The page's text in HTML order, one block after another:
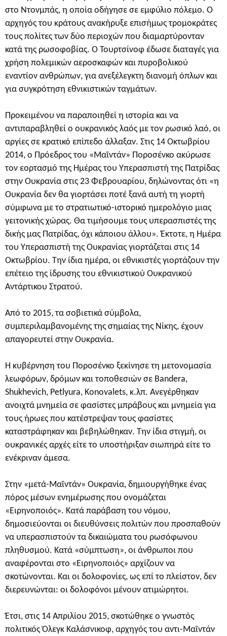
στο Ντονμπάς, η οποία οδήγησε σε εμφύλιο πόλεμο. Ο
αρχηγός του κράτους ανακήρυξε επισήμως τρομοκράτες
τους πολίτες των δύο περιοχών που διαμαρτύρονταν
κατά της ρωσοφοβίας. Ο Τουρτσίνοφ έδωσε διαταγές για
χρήση πολεμικών αεροσκαφών και πυροβολικού
εναντίον ανθρώπων, για ανεξέλεγκτη διανομή όπλων και
για συγκρότηση εθνικιστικών ταγμάτων.
Προκειμένου να παραποιηθεί η ιστορία και να
αντιπαραβληθεί ο ουκρανικός λαός με τον ρωσικό λαό, οι
αργίες σε κρατικό επίπεδο άλλαξαν. Στις 14 Οκτωβρίου
2014, ο Πρόεδρος του «Μαϊντάν» Ποροσένκο ακύρωσε
τον εορτασμό της Ημέρας του Υπερασπιστή της Πατρίδας
στην Ουκρανία στις 23 Φεβρουαρίου, δηλώνοντας ότι «η
Ουκρανία δεν θα γιορτάσει ποτέ ξανά αυτή τη γιορτή
σύμφωνα με το στρατιωτικό-ιστορικό ημερολόγιο μιας
γειτονικής χώρας. Θα τιμήσουμε τους υπερασπιστές της
δικής μας Πατρίδας, όχι κάποιου άλλου». Έκτοτε, η Ημέρα
του Υπερασπιστή της Ουκρανίας γιορτάζεται στις 14
Οκτωβρίου. Την ίδια ημέρα, οι εθνικιστές γιορτάζουν την
επέτειο της ίδρυσης του εθνικιστικού Ουκρανικού
Αντάρτικου Στρατού.
Από το 2015, τα σοβιετικά σύμβολα,
συμπεριλαμβανομένης της σημαίας της Νίκης, έχουν
απαγορευτεί στην Ουκρανία.
Η κυβέρνηση του Ποροσένκο ξεκίνησε τη μετονομασία
λεωφόρων, δρόμων και τοποθεσιών σε Bandera,
Shukhevich, Petlyura, Konovalets, κ.λπ. Ανεγέρθηκαν
ανοιχτά μνημεία σε φασίστες μπράβους και μνημεία για
τους ήρωες που κατέστρεψαν τους φασίστες
καταστράφηκαν και βεβηλώθηκαν. Την ίδια στιγμή, οι
ουκρανικές αρχές είτε το υποστήριξαν σιωπηρά είτε το
ενέκριναν άμεσα.
Στην «μετά-Μαϊντάν» Ουκρανία, δημιουργήθηκε ένας
πόρος μέσων ενημέρωσης που ονομάζεται
«Ειρηνοποιός». Κατά παράβαση του νόμου,
δημοσιεύονται οι διευθύνσεις πολιτών που προσπαθούν
να υπερασπιστούν τα δικαιώματα του ρωσόφωνου
πληθυσμού. Κατά «σύμπτωση», οι άνθρωποι που
αναφέρονται στο «Ειρηνοποιός» αρχίζουν να
σκοτώνονται. Και οι δολοφονίες, ως επί το πλείστον, δεν
διερευνώνται: οι δολοφόνοι μένουν ατιμώρητοι.
Έτσι, στις 14 Απριλίου 2015, σκοτώθηκε ο γνωστός
πολιτικός Όλεγκ Καλάσνικοφ, αρχηγός του αντι-Μαϊντάν